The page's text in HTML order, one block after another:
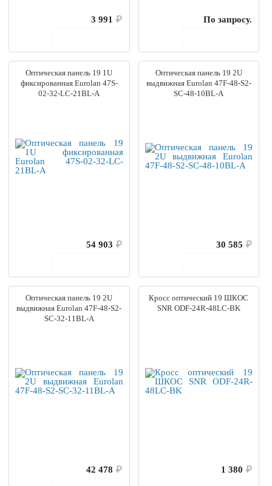
3 991 ₽
По запросу.
Оптическая панель 19 1U
фиксированная Eurolan 47S-
02-32-LC-21BL-A
54 903 ₽
Оптическая панель 19 2U
выдвижная Eurolan 47F-48-S2-
SC-48-10BL-A
30 585 ₽
Оптическая панель 19 2U
выдвижная Eurolan 47F-48-S2-
SC-32-11BL-A
42 478 ₽
Кросс оптический 19 ШКОС
SNR ODF-24R-48LC-BK
1 380 ₽